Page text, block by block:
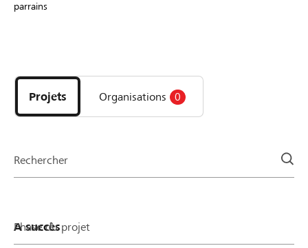
DE FR IT
parrains
les
projets
et
la
Projets Organisations 0
Rechercher
Phase du projet